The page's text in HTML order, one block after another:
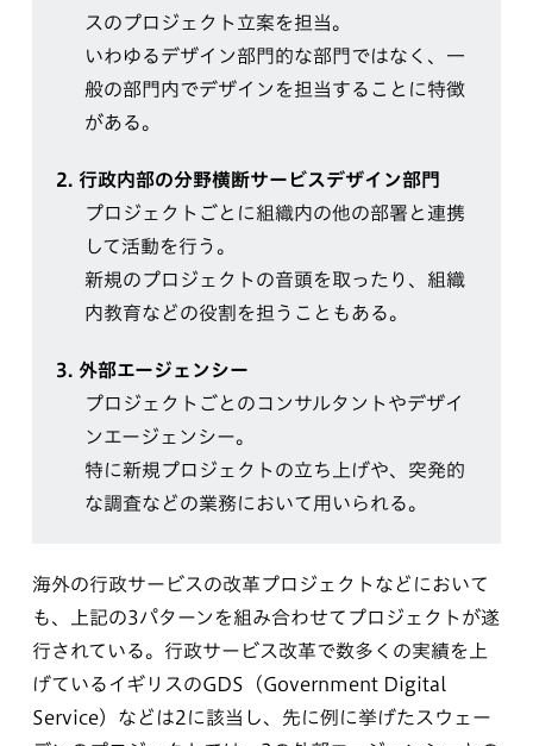
スのプロジェクト立案を担当。
いわゆるデザイン部門的な部門ではなく、一
般の部門内でデザインを担当することに特徴
がある。
2. 行政内部の分野横断サービスデザイン部門
プロジェクトごとに組織内の他の部署と連携
して活動を行う。
新規のプロジェクトの音頭を取ったり、組織
内教育などの役割を担うこともある。
3. 外部エージェンシー
プロジェクトごとのコンサルタントやデザイ
ンエージェンシー。
特に新規プロジェクトの立ち上げや、突発的
な調査などの業務において用いられる。
海外の行政サービスの改革プロジェクトなどにおいて
も、上記の3パターンを組み合わせてプロジェクトが遂
行されている。行政サービス改革で数多くの実績を上
げているイギリスのGDS（Government Digital
Service）などは2に該当し、先に例に挙げたスウェー